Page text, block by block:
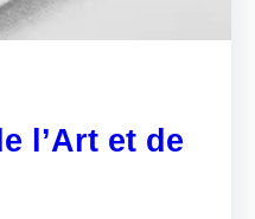
l’Art et de